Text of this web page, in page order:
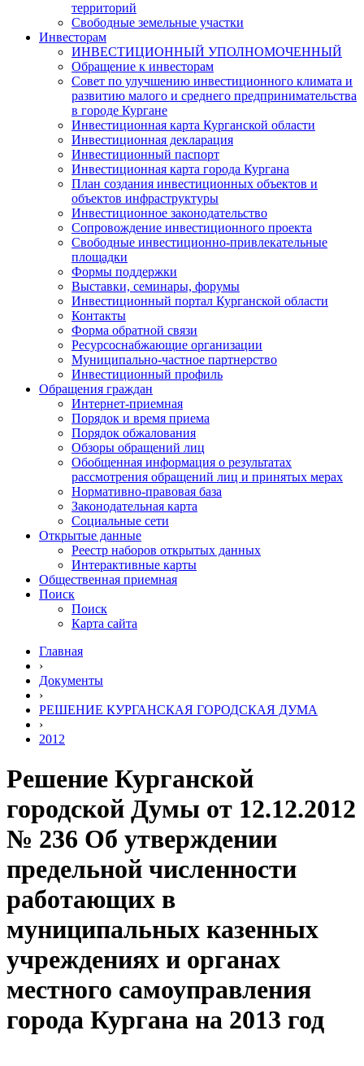
территорий
Свободные земельные участки
Инвесторам
ИНВЕСТИЦИОННЫЙ УПОЛНОМОЧЕННЫЙ
Обращение к инвесторам
Совет по улучшению инвестиционного климата и
развитию малого и среднего предпринимательства
в городе Кургане
Инвестиционная карта Курганской области
Инвестиционная декларация
Инвестиционный паспорт
Инвестиционная карта города Кургана
План создания инвестиционных объектов и
объектов инфраструктуры
Инвестиционное законодательство
Сопровождение инвестиционного проекта
Свободные инвестиционно-привлекательные
площадки
Формы поддержки
Выставки, семинары, форумы
Инвестиционный портал Курганской области
Контакты
Форма обратной связи
Ресурсоснабжающие организации
Муниципально-частное партнерство
Инвестиционный профиль
Обращения граждан
Интернет-приемная
Порядок и время приема
Порядок обжалования
Обзоры обращений лиц
Обобщенная информация о результатах
рассмотрения обращений лиц и принятых мерах
Нормативно-правовая база
Законодательная карта
Социальные сети
Открытые данные
Реестр наборов открытых данных
Интерактивные карты
Общественная приемная
Поиск
Поиск
Карта сайта
Главная
›
Документы
›
РЕШЕНИЕ КУРГАНСКАЯ ГОРОДСКАЯ ДУМА
›
2012
Решение Курганской
городской Думы от 12.12.2012
№ 236 Об утверждении
предельной численности
работающих в
муниципальных казенных
учреждениях и органах
местного самоуправления
города Кургана на 2013 год